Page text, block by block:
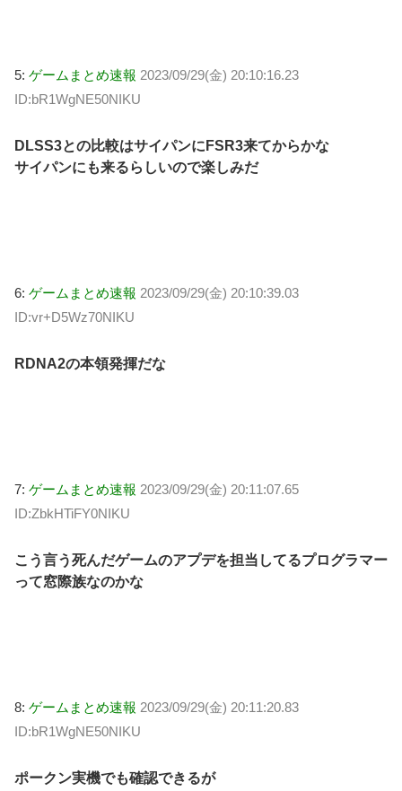
5: ゲームまとめ速報 2023/09/29(金) 20:10:16.23
ID:bR1WgNE50NIKU
DLSS3との比較はサイパンにFSR3来てからかな
サイパンにも来るらしいので楽しみだ
6: ゲームまとめ速報 2023/09/29(金) 20:10:39.03
ID:vr+D5Wz70NIKU
RDNA2の本領発揮だな
7: ゲームまとめ速報 2023/09/29(金) 20:11:07.65
ID:ZbkHTiFY0NIKU
こう言う死んだゲームのアプデを担当してるプログラマー
って窓際族なのかな
8: ゲームまとめ速報 2023/09/29(金) 20:11:20.83
ID:bR1WgNE50NIKU
ポークン実機でも確認できるが